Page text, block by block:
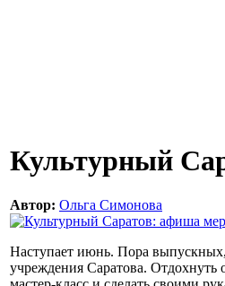
Культурный
Автор: Ольга Симонова
Наступает июнь. Пора
учреждения Саратова. Отдохнуть